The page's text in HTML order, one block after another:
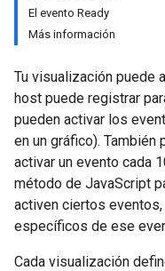
El evento Ready
Más información
Tu visualización puede
host puede registrar
pueden activar los
en un gráfico).
activar un evento cada
método de JavaScript
activen ciertos
específicos de ese
Cada visualización